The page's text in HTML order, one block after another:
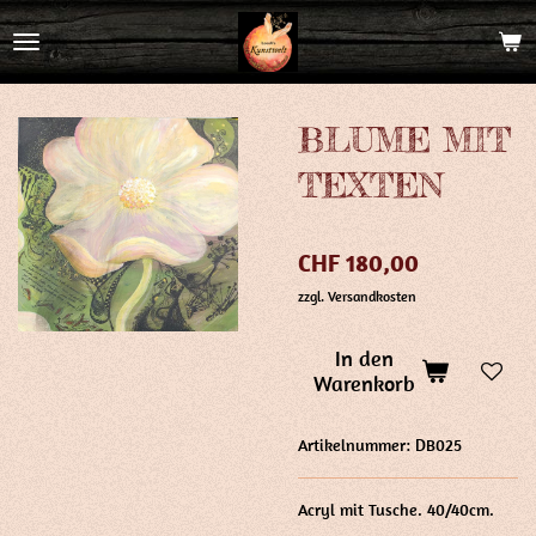
Zum
Hauptinhalt
springen
BLUME MIT
TEXTEN
CHF 180,00
zzgl. Versandkosten
In den
Warenkorb
Artikelnummer: DB025
Acryl mit Tusche. 40/40cm.